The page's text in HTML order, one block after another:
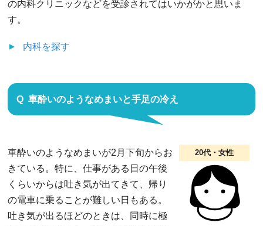
の内科クリニックなどを受診されてはいかがかと思いま
す。
内科を探す
車酔いのようなめまいと手足の冷え
20代・女性
車酔いのようなめまいが2月下旬からお
きている。特に、仕事がある日の午後
くらいからは吐き気が出てきて、帰り
の電車に乗ることが難しい日もある。
吐き気が出るほどのときは、同時に極